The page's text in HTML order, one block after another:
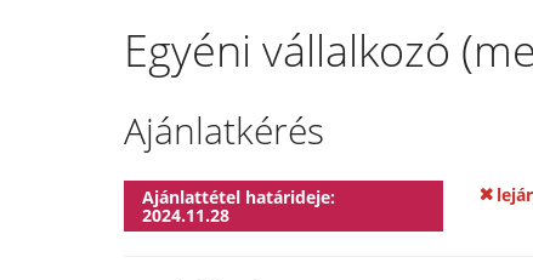
Egyéni vállalkozó
Ajánlatkérés
Ajánlattétel határideje:
2024.11.28